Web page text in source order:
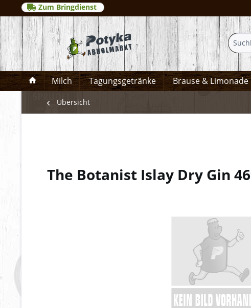
Zum Bringdienst
Milch Tagungsgetränke Brause & Limonade
Übersicht
The Botanist Islay Dry Gin